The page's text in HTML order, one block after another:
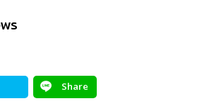
Share